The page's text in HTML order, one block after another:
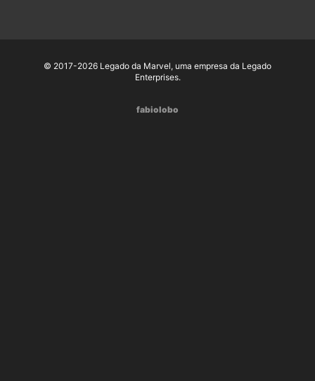
© 2017-2026 Legado da Marvel, uma empresa da Legado
Enterprises.
fabiolobo